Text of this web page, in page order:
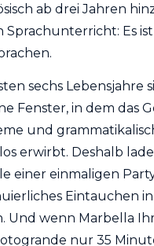
ab drei Jahren
Sprachunterricht: Es
sechs Lebensjahre
Fenster, in dem das
und
erwirbt. Deshalb
einer einmaligen
Eintauchen
Und wenn Marbella
nur 35